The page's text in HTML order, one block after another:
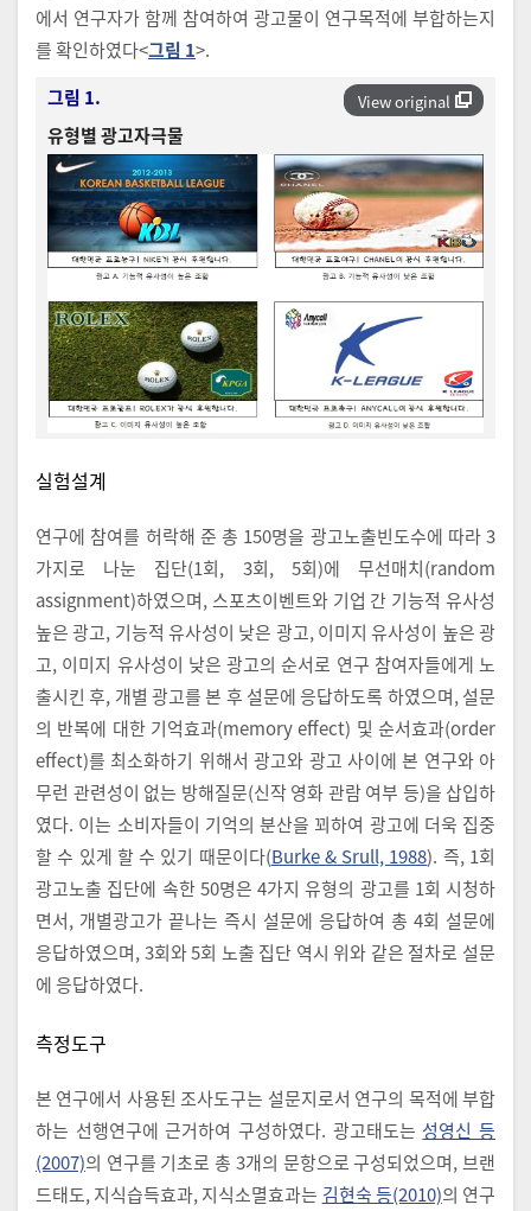
에서 연구자가 함께 참여하여 광고물이 연구목적에 부합하는지
를 확인하였다<그림 1>.
View original
그림 1.
유형별 광고자극물
실험설계
연구에 참여를 허락해 준 총 150명을 광고노출빈도수에 따라 3
가지로 나눈 집단(1회, 3회, 5회)에 무선매치(random
assignment)하였으며, 스포츠이벤트와 기업 간 기능적 유사성
높은 광고, 기능적 유사성이 낮은 광고, 이미지 유사성이 높은 광
고, 이미지 유사성이 낮은 광고의 순서로 연구 참여자들에게 노
출시킨 후, 개별 광고를 본 후 설문에 응답하도록 하였으며, 설문
의 반복에 대한 기억효과(memory effect) 및 순서효과(order
effect)를 최소화하기 위해서 광고와 광고 사이에 본 연구와 아
무런 관련성이 없는 방해질문(신작 영화 관람 여부 등)을 삽입하
였다. 이는 소비자들이 기억의 분산을 꾀하여 광고에 더욱 집중
할 수 있게 할 수 있기 때문이다(Burke & Srull, 1988). 즉, 1회
광고노출 집단에 속한 50명은 4가지 유형의 광고를 1회 시청하
면서, 개별광고가 끝나는 즉시 설문에 응답하여 총 4회 설문에
응답하였으며, 3회와 5회 노출 집단 역시 위와 같은 절차로 설문
에 응답하였다.
측정도구
본 연구에서 사용된 조사도구는 설문지로서 연구의 목적에 부합
하는 선행연구에 근거하여 구성하였다. 광고태도는 성영신 등
(2007)의 연구를 기초로 총 3개의 문항으로 구성되었으며, 브랜
드태도, 지식습득효과, 지식소멸효과는 김현숙 등(2010)의 연구